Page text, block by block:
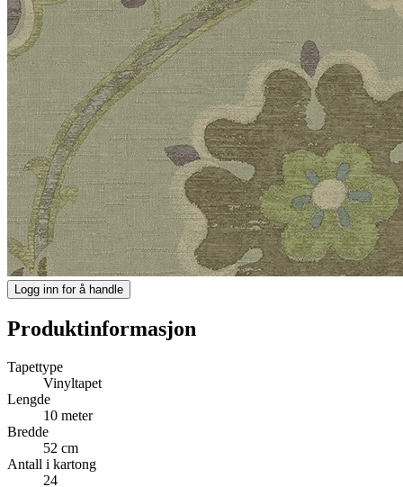
Logg inn for å handle
Produktinformasjon
Tapettype
Vinyltapet
Lengde
10 meter
Bredde
52 cm
Antall i kartong
24